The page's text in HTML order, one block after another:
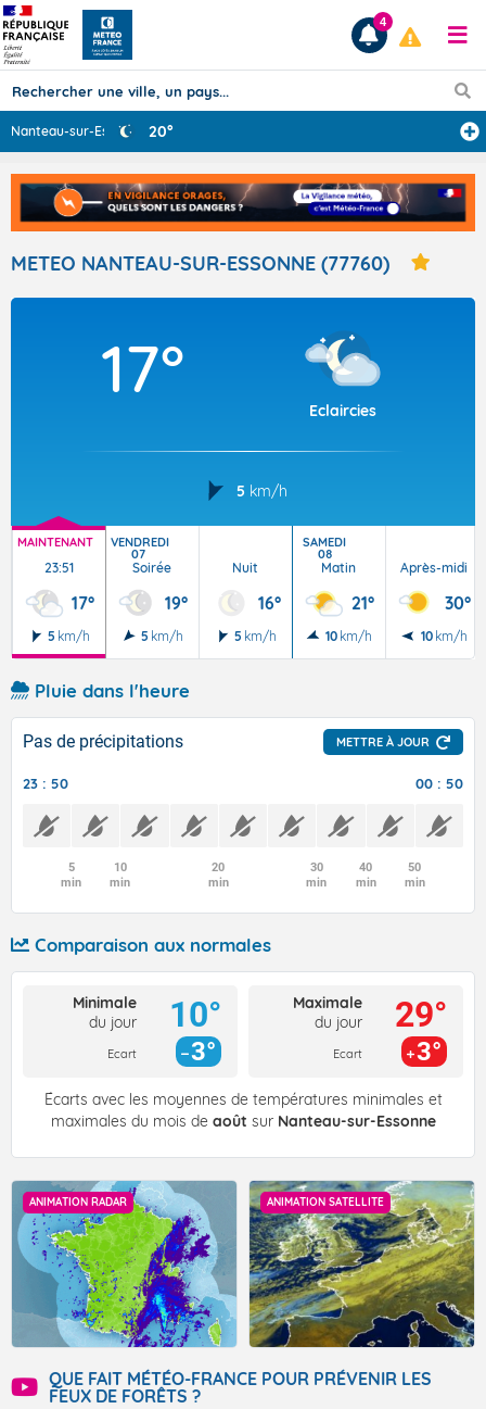
Prévisions
TOUS LES RÉSULTATS
Articles
4
Nanteau-sur-Ess ... 20°
METEO NANTEAU-SUR-ESSONNE (77760)
17°
Eclaircies
5 km/h
MAINTENANT
23:51
17°
5 km/h
VENDREDI
07
Soirée
19°
5 km/h
Nuit
16°
5 km/h
SAMEDI
08
Matin
21°
10 km/h
Après-midi
30°
10 km/h
Pluie dans l'heure
Pas de précipitations METTRE À JOUR
23 : 50 00 : 50
5
min
10
min
20
min
30
min
40
min
50
min
Comparaison aux normales
Minimale
du jour
Ecart
10°
3°
Maximale
du jour
Ecart
29°
3°
Écarts avec les moyennes de températures minimales et
maximales du mois de août sur Nanteau-sur-Essonne
ANIMATION RADAR ANIMATION SATELLITE
QUE FAIT MÉTÉO-FRANCE POUR PRÉVENIR LES
FEUX DE FORÊTS ?